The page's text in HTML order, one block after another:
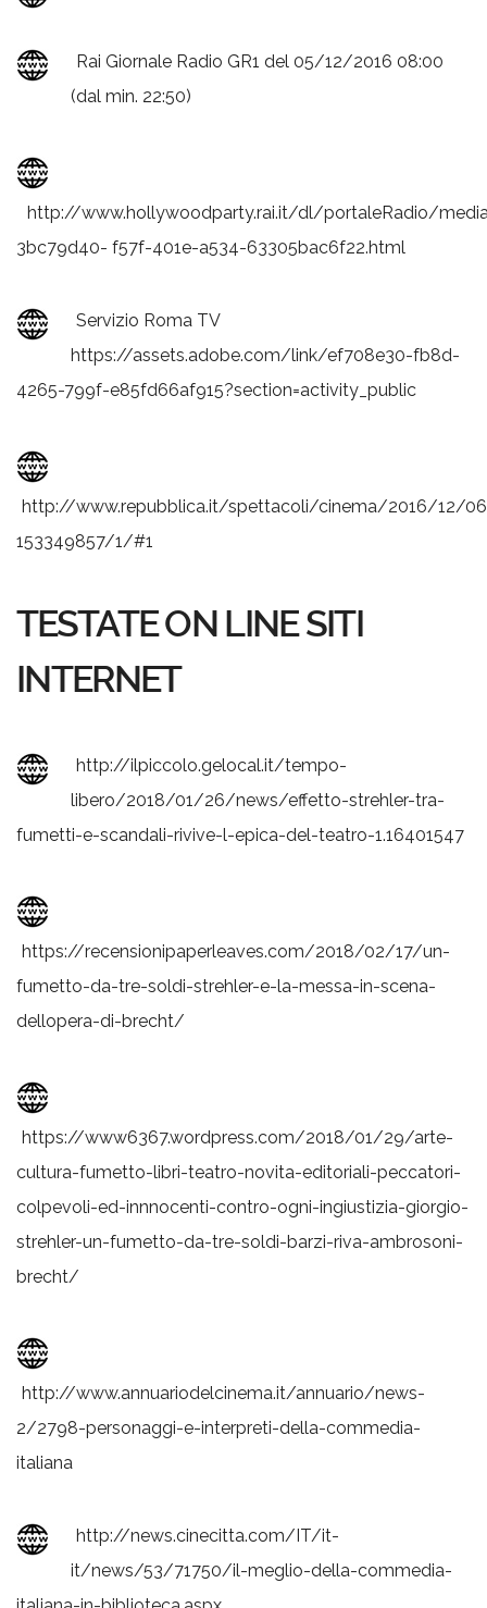
Rai Giornale Radio GR1 del 05/12/2016 08:00
(dal min. 22:50)
http://www.hollywoodparty.rai.it/dl/portaleRadio/
3bc79d40- f57f-401e-a534-63305bac6f22.html
Servizio Roma TV
https://assets.adobe.com/link/ef708e30-fb8d-
4265-799f-e85fd66af915?section=activity_public
http://www.repubblica.it/spettacoli/cinema/2016/12/
153349857/1/#1
TESTATE ON LINE SITI
INTERNET
http://ilpiccolo.gelocal.it/tempo-
libero/2018/01/26/news/effetto-strehler-tra-
fumetti-e-scandali-rivive-l-epica-del-teatro-1.16401547
https://recensionipaperleaves.com/2018/02/17/un-
fumetto-da-tre-soldi-strehler-e-la-messa-in-scena-
dellopera-di-brecht/
https://www6367.wordpress.com/2018/01/29/arte-
cultura-fumetto-libri-teatro-novita-editoriali-peccatori-
colpevoli-ed-innnocenti-contro-ogni-ingiustizia-giorgio-
strehler-un-fumetto-da-tre-soldi-barzi-riva-ambrosoni-
brecht/
http://www.annuariodelcinema.it/annuario/news-
2/2798-personaggi-e-interpreti-della-commedia-
italiana
http://news.cinecitta.com/IT/it-
it/news/53/71750/il-meglio-della-commedia-